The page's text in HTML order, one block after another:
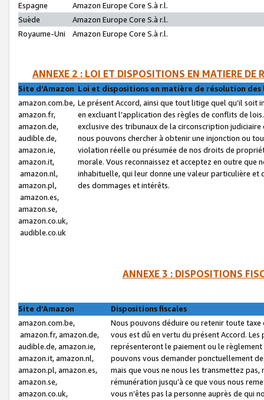
Espagne
Amazon Europe Core S.à r.l.
Suède
Amazon Europe Core S.à r.l.
Royaume-Uni
Amazon Europe Core S.à r.l.
ANNEXE 2 : LOI ET DISPOSITIONS EN MATIERE DE
Site d’Amazon Loi et dispositions en matière de résolution
amazon.com.be,
amazon.fr,
amazon.de,
audible.de,
amazon.ie,
amazon.it,
amazon.nl,
amazon.pl,
amazon.es,
amazon.se,
amazon.co.uk,
audible.co.uk
Le présent Accord, ainsi que tout litige quel qu’il soit
en excluant l’application des règles de conflits de
exclusive des tribunaux de la circonscription
nous pouvons chercher à obtenir une injonction ou
violation réelle ou présumée de nos droits de
morale. Vous reconnaissez et acceptez en outre que
inhabituelle, qui leur donne une valeur particulière
des dommages et intérêts.
ANNEXE 3 : DISPOSITIONS
Site d’Amazon
Dispositions fiscales
amazon.com.be,
amazon.fr, amazon.de,
audible.de, amazon.ie,
amazon.it, amazon.nl,
amazon.pl, amazon.es,
amazon.se,
amazon.co.uk,
Nous pouvons déduire ou retenir toute
vous est dû en vertu du présent Accord.
représenteront le paiement ou le
pouvons vous demander ponctuellement
mais que vous ne nous les transmettez
rémunération jusqu’à ce que vous nous
vous n’êtes pas la personne auprès de qui